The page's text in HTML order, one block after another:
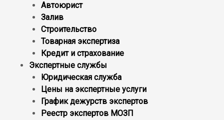
Автоюрист
Залив
Строительство
Товарная экспертиза
Кредит и страхование
Экспертные службы
Юридическая служба
Цены на экспертные услуги
График дежурств экспертов
Реестр экcпертов МОЗП